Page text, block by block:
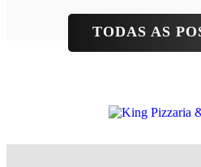
TODAS AS